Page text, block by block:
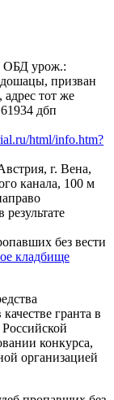
ОБД урож.:
призван
тот же
61934 дбп
html/info.htm?
г. Вена,
канала, 100 м
без вести
кладбище
гранта в
конкурса,
организацией